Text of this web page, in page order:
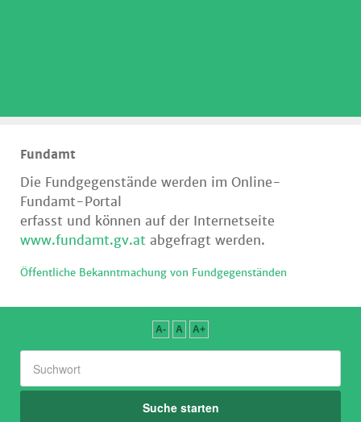
Fundamt
Die Fundgegenstände werden im Online-
Fundamt-Portal
erfasst und können auf der Internetseite
www.fundamt.gv.at abgefragt werden.
Öffentliche Bekanntmachung von Fundgegenständen
A- A A+
Suche starten